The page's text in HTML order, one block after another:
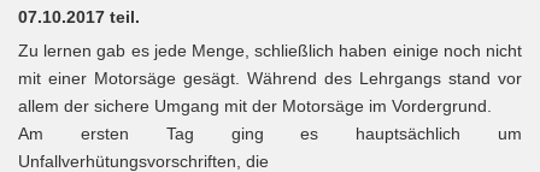
07.10.2017 teil.
Zu lernen gab es jede Menge, schließlich haben einige noch nicht
mit einer Motorsäge gesägt. Während des Lehrgangs stand vor
allem der sichere Umgang mit der Motorsäge im Vordergrund.
Am ersten Tag ging es hauptsächlich um
Unfallverhütungsvorschriften, die